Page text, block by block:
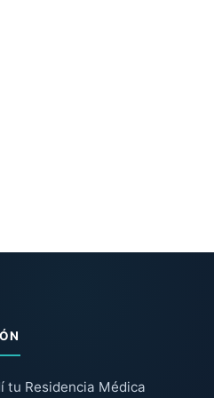
tu Residencia Médica